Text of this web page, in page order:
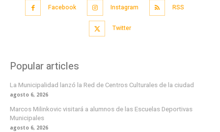
Facebook Instagram RSS
Twitter
Popular articles
La Municipalidad lanzó la Red de Centros Culturales de la ciudad
agosto 6, 2026
Marcos Milinkovic visitará a alumnos de las Escuelas Deportivas
Municipales
agosto 6, 2026